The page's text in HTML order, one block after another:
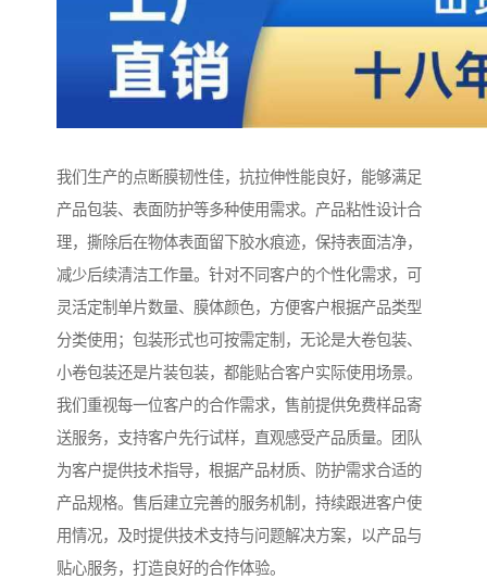
我们生产的点断膜韧性佳，抗拉伸性能良好，能够满足
产品包装、表面防护等多种使用需求。产品粘性设计合
理，撕除后在物体表面留下胶水痕迹，保持表面洁净，
减少后续清洁工作量。针对不同客户的个性化需求，可
灵活定制单片数量、膜体颜色，方便客户根据产品类型
分类使用；包装形式也可按需定制，无论是大卷包装、
小卷包装还是片装包装，都能贴合客户实际使用场景。
我们重视每一位客户的合作需求，售前提供免费样品寄
送服务，支持客户先行试样，直观感受产品质量。团队
为客户提供技术指导，根据产品材质、防护需求合适的
产品规格。售后建立完善的服务机制，持续跟进客户使
用情况，及时提供技术支持与问题解决方案，以产品与
贴心服务，打造良好的合作体验。